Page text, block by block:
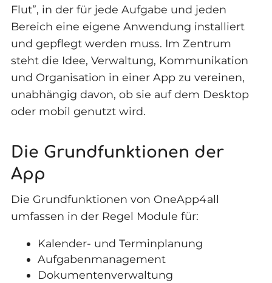
Flut”, in der für jede Aufgabe und jeden
Bereich eine eigene Anwendung installiert
und gepflegt werden muss. Im Zentrum
steht die Idee, Verwaltung, Kommunikation
und Organisation in einer App zu vereinen,
unabhängig davon, ob sie auf dem Desktop
oder mobil genutzt wird.
Die Grundfunktionen der
App
Die Grundfunktionen von OneApp4all
umfassen in der Regel Module für:
Kalender- und Terminplanung
Aufgabenmanagement
Dokumentenverwaltung